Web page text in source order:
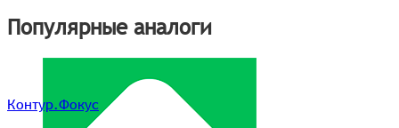
Популярные аналоги
Контур.Фокус